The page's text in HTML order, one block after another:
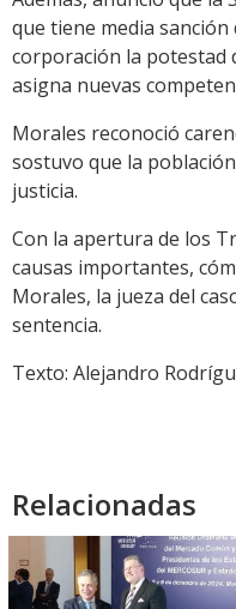
que tiene media sanción
corporación la potestad
asigna nuevas
Morales reconoció
sostuvo que la
justicia.
Con la apertura de los
causas importantes,
Morales, la jueza del
sentencia.
Texto: Alejandro
Relacionadas